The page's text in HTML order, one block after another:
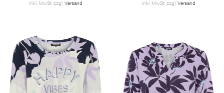
inkl. MwSt. zzgl.Versand inkl. MwSt. zzgl.Versand